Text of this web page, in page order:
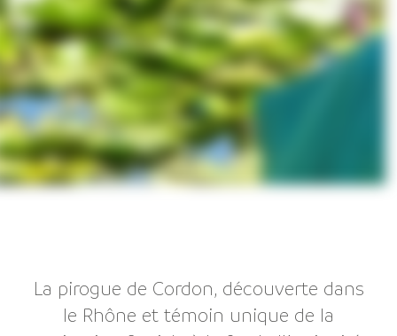
La pirogue de Cordon, découverte dans
le Rhône et témoin unique de la